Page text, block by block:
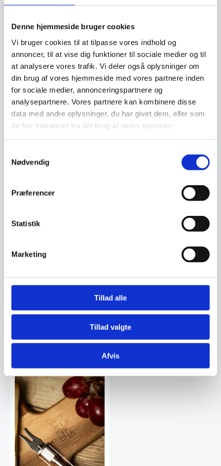
Denne hjemmeside bruger cookies
Vi bruger cookies til at tilpasse vores indhold og
annoncer, til at vise dig funktioner til sociale medier og til
at analysere vores trafik. Vi deler også oplysninger om
din brug af vores hjemmeside med vores partnere inden
for sociale medier, annonceringspartnere og
analysepartnere. Vores partnere kan kombinere disse
data med andre oplysninger, du har givet dem, eller som
de har indsamlet fra din brug af deres tjenester.
Nødvendig
Præferencer
Statistik
Marketing
Tillad alle
Tillad valgte
Afvis
Ostekniv til hård ost fra
Hendi – 13 cm
Ostekniv til hårde oste. Måler
13x26cm
73,00DKK
299,00DKKDen
pris
var:
186,25 DKK
Den
aktuelle
Ostehøvl egnet til bløde oste fra
65,00DKK
Vi prismatcher
dele
Ivory ostesæt bestående af 1
kniv og gaffel.
299,00DKK
Vi prismatcher